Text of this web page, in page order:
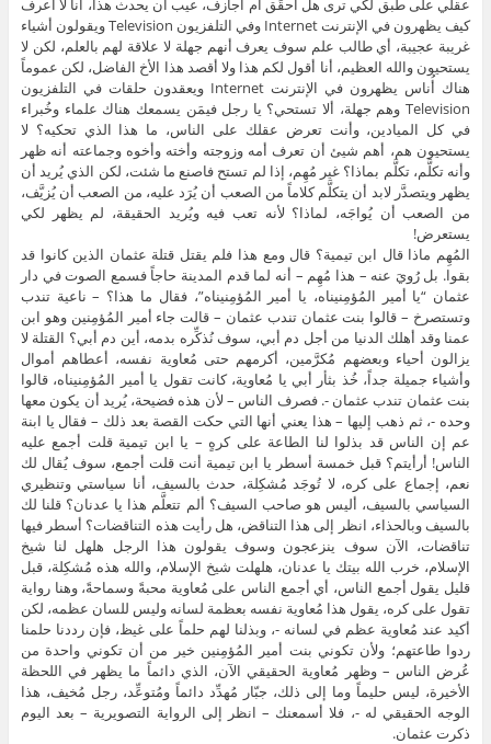
عقلي على طبق لكي ترى هل أُحقِّق أم أجازف، عيب أن يحدث هذا، أنا لا أعرف
كيف يظهرون في الإنترنت Internet وفي التلفزيون Television ويقولون أشياء
غريبة عجيبة، أي طالب علم سوف يعرف أنهم جهلة لا علاقة لهم بالعلم، لكن لا
يستحيون والله العظيم، أنا أقول لكم هذا ولا أقصد هذا الأخ الفاضل، لكن عموماً
هناك أُناس يظهرون في الإنترنت Internet ويعقدون حلقات في التلفزيون
Television وهم جهلة، ألا تستحي؟ يا رجل فيمَن يسمعك هناك علماء وخُبراء
في كل الميادين، وأنت تعرض عقلك على الناس، ما هذا الذي تحكيه؟ لا
يستحيون هم، أهم شيئ أن تعرف أمه وزوجته وأخته وأخوه وجماعته أنه ظهر
وأنه تكلَّم، تكلَّم بماذا؟ غير مُهِم، إذا لم تستح فاصنع ما شئت، لكن الذي يُريد أن
يظهر ويتصدَّر لابد أن يتكلَّم كلاماً من الصعب أن يُرَد عليه، من الصعب أن يُزيَّف،
من الصعب أن يُواجَه، لماذا؟ لأنه تعب فيه ويُريد الحقيقة، لم يظهر لكي
يستعرض!
المُهِم ماذا قال ابن تيمية؟ قال ومع هذا فلم يقتل قتلة عثمان الذين كانوا قد
بقوا. بل رُويَ عنه – هذا مُهِم – أنه لما قدم المدينة حاجاً فسمع الصوت في دار
عثمان “يا أمير المُؤمِنيناه، يا أمير المُؤمِنيناه”، فقال ما هذا؟ – ناعية تندب
وتستصرخ – قالوا بنت عثمان تندب عثمان – قالت جاء أمير المُؤمِنين وهو ابن
عمنا وقد أهلك الدنيا من أجل دم أبي، سوف نُذكِّره بدمه، أين دم أبي؟ القتلة لا
يزالون أحياء وبعضهم مُكرَّمين، أكرمهم حتى مُعاوية نفسه، أعطاهم أموال
وأشياء جميلة جداً، خُذ بثأر أبي يا مُعاوية، كانت تقول يا أمير المُؤمِنيناه، قالوا
بنت عثمان تندب عثمان -. فصرف الناس – لأن هذه فضيحة، يُريد أن يكون معها
وحده -، ثم ذهب إليها – هذا يعني أنها التي حكت القصة بعد ذلك – فقال يا ابنة
عم إن الناس قد بذلوا لنا الطاعة على كرهٍ – يا ابن تيمية قلت أجمع عليه
الناس! أرأيتم؟ قبل خمسة أسطر يا ابن تيمية أنت قلت أجمع، سوف يُقال لك
نعم، إجماع على كره، لا تُوجَد مُشكِلة، حدث بالسيف، أنا سياستي وتنظيري
السياسي بالسيف، أليس هو صاحب السيف؟ ألم تتعلَّم هذا يا عدنان؟ قلنا لك
بالسيف وبالحذاء، انظر إلى هذا التناقض، هل رأيت هذه التناقضات؟ أسطر فيها
تناقضات، الآن سوف ينزعجون وسوف يقولون هذا الرجل هلهل لنا شيخ
الإسلام، خرب الله بيتك يا عدنان، هلهلت شيخ الإسلام، والله هذه مُشكِلة، قبل
قليل يقول أجمع الناس، أي أجمع الناس على مُعاوية محبةً وسماحةً، وهنا رواية
تقول على كره، يقول هذا مُعاوية نفسه بعظمة لسانه وليس للسان عظمه، لكن
أكيد عند مُعاوية عظم في لسانه -، وبذلنا لهم حلماً على غيظ، فإن رددنا حلمنا
ردوا طاعتهم؛ ولأن تكوني بنت أمير المُؤمِنين خير من أن تكوني واحدة من
عُرض الناس – وظهر مُعاوية الحقيقي الآن، الذي دائماً ما يظهر في اللحظة
الأخيرة، ليس حليماً وما إلى ذلك، جبّار مُهدِّد دائماً ومُتوعِّد، رجل مُخيف، هذا
الوجه الحقيقي له -، فلا أسمعنك – انظر إلى الرواية التصويرية – بعد اليوم
ذكرت عثمان.